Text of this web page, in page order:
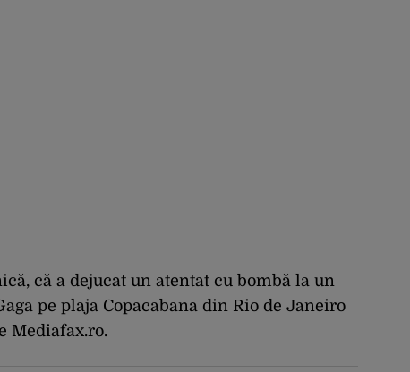
că a dejucat un atentat cu bombă la un
pe plaja Copacabana din Rio de Janeiro
Mediafax.ro.